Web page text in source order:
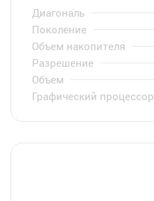
Диагональ
Поколение
Объем накопителя
Разрешение
Объем
Графический процессор